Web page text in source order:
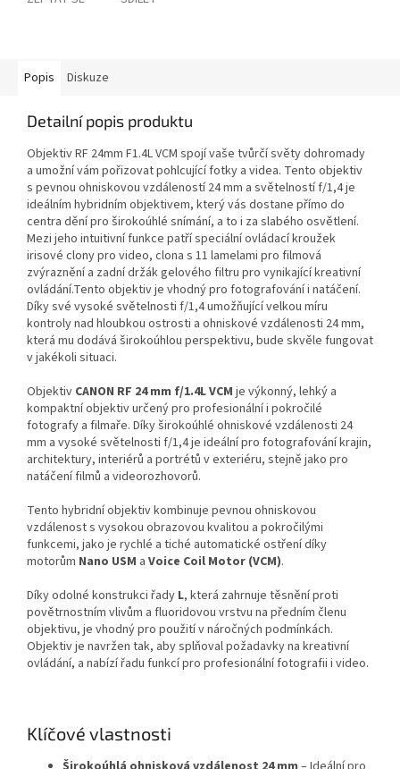
Popis Diskuze
Detailní popis produktu
Objektiv RF 24mm F1.4L VCM spojí vaše tvůrčí světy dohromady
a umožní vám pořizovat pohlcující fotky a videa. Tento objektiv
s pevnou ohniskovou vzdáleností 24 mm a světelností f/1,4 je
ideálním hybridním objektivem, který vás dostane přímo do
centra dění pro širokoúhlé snímání, a to i za slabého osvětlení.
Mezi jeho intuitivní funkce patří speciální ovládací kroužek
irisové clony pro video, clona s 11 lamelami pro filmová
zvýraznění a zadní držák gelového filtru pro vynikající kreativní
ovládání.Tento objektiv je vhodný pro fotografování i natáčení.
Díky své vysoké světelnosti f/1,4 umožňující velkou míru
kontroly nad hloubkou ostrosti a ohniskové vzdálenosti 24 mm,
která mu dodává širokoúhlou perspektivu, bude skvěle fungovat
v jakékoli situaci.
Objektiv CANON RF 24 mm f/1.4L VCM je výkonný, lehký a
kompaktní objektiv určený pro profesionální i pokročilé
fotografy a filmaře. Díky širokoúhlé ohniskové vzdálenosti 24
mm a vysoké světelnosti f/1,4 je ideální pro fotografování krajin,
architektury, interiérů a portrétů v exteriéru, stejně jako pro
natáčení filmů a videorozhovorů.
Tento hybridní objektiv kombinuje pevnou ohniskovou
vzdálenost s vysokou obrazovou kvalitou a pokročilými
funkcemi, jako je rychlé a tiché automatické ostření díky
motorům Nano USM a Voice Coil Motor (VCM).
Díky odolné konstrukci řady L, která zahrnuje těsnění proti
povětrnostním vlivům a fluoridovou vrstvu na předním členu
objektivu, je vhodný pro použití v náročných podmínkách.
Objektiv je navržen tak, aby splňoval požadavky na kreativní
ovládání, a nabízí řadu funkcí pro profesionální fotografii i video.
Klíčové vlastnosti